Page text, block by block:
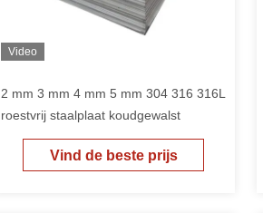
Video
2 mm 3 mm 4 mm 5 mm 304 316 316L
roestvrij staalplaat koudgewalst
Vind de beste prijs